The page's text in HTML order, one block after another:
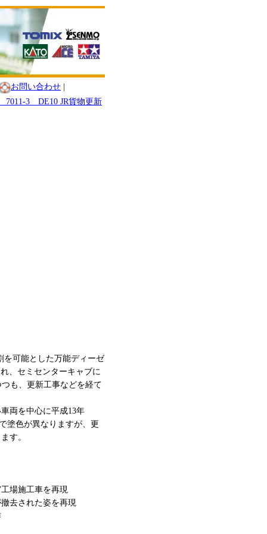
お問い合わせ
7011-3 DE10 JR貨物更新
を可能とした万能ディーゼ
、セミセンターキャブに
も、更新工事などを経て
両を中心に平成13年
塗色が異なりますが、更
す。
場施工車を再現
去された姿を再現